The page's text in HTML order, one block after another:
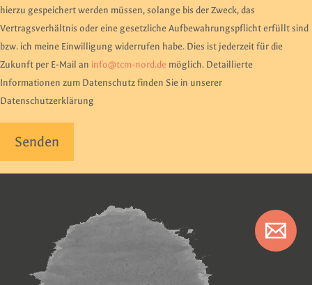
hierzu gespeichert werden müssen, solange bis der Zweck, das
Vertragsverhältnis oder eine gesetzliche Aufbewahrungspflicht erfüllt sind
bzw. ich meine Einwilligung widerrufen habe. Dies ist jederzeit für die
Zukunft per E-Mail an info@tcm-nord.de möglich. Detaillierte
Informationen zum Datenschutz finden Sie in unserer
Datenschutzerklärung
Bitte lasse dieses Feld leer.